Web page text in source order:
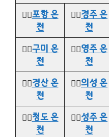
👉🏻포항 온
천
👉🏻경주 온
천
👉🏻구미 온
천
👉🏻영주 온
천
👉🏻경산 온
천
👉🏻의성 온
천
👉🏻청도 온
천
👉🏻성주 온
천